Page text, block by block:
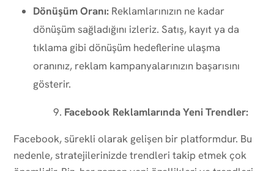
Dönüşüm Oranı: Reklamlarınızın ne kadar
dönüşüm sağladığını izleriz. Satış, kayıt ya da
tıklama gibi dönüşüm hedeflerine ulaşma
oranınız, reklam kampanyalarınızın başarısını
gösterir.
Facebook Reklamlarında Yeni Trendler:
Facebook, sürekli olarak gelişen bir platformdur. Bu
nedenle, stratejilerinizde trendleri takip etmek çok